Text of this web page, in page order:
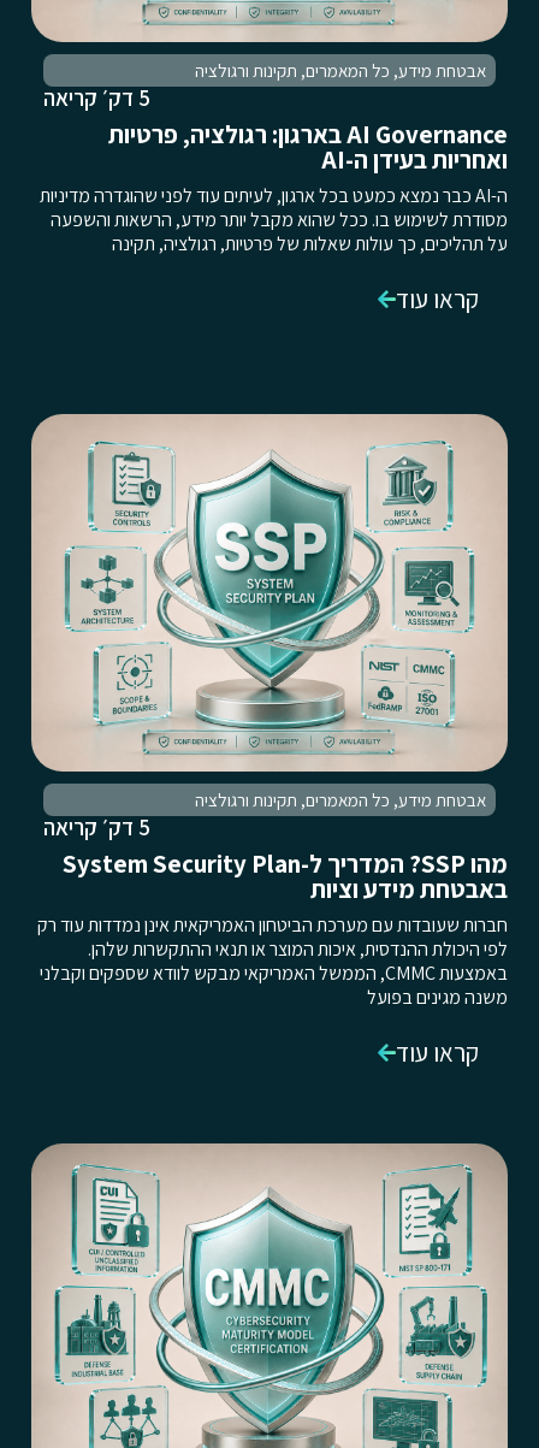
אבטחת מידע, כל המאמרים, תקינות ורגולציה
5 דק׳ קריאה
AI Governance בארגון: רגולציה, פרטיות
ואחריות בעידן ה-AI
ה-AI כבר נמצא כמעט בכל ארגון, לעיתים עוד לפני שהוגדרה מדיניות
מסודרת לשימוש בו. ככל שהוא מקבל יותר מידע, הרשאות והשפעה
על תהליכים, כך עולות שאלות של פרטיות, רגולציה, תקינה
קראו עוד
אבטחת מידע, כל המאמרים, תקינות ורגולציה
5 דק׳ קריאה
מהו SSP? המדריך ל-System Security Plan
באבטחת מידע וציות
חברות שעובדות עם מערכת הביטחון האמריקאית אינן נמדדות עוד רק
לפי היכולת ההנדסית, איכות המוצר או תנאי ההתקשרות שלהן.
באמצעות CMMC, הממשל האמריקאי מבקש לוודא שספקים וקבלני
משנה מגינים בפועל
קראו עוד